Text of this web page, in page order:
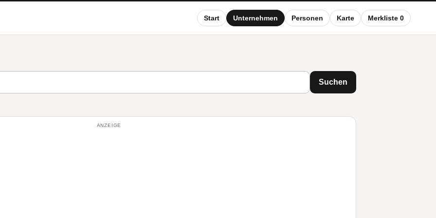
Start Unternehmen Personen Karte Merkliste 0
Suchen
ANZEIGE